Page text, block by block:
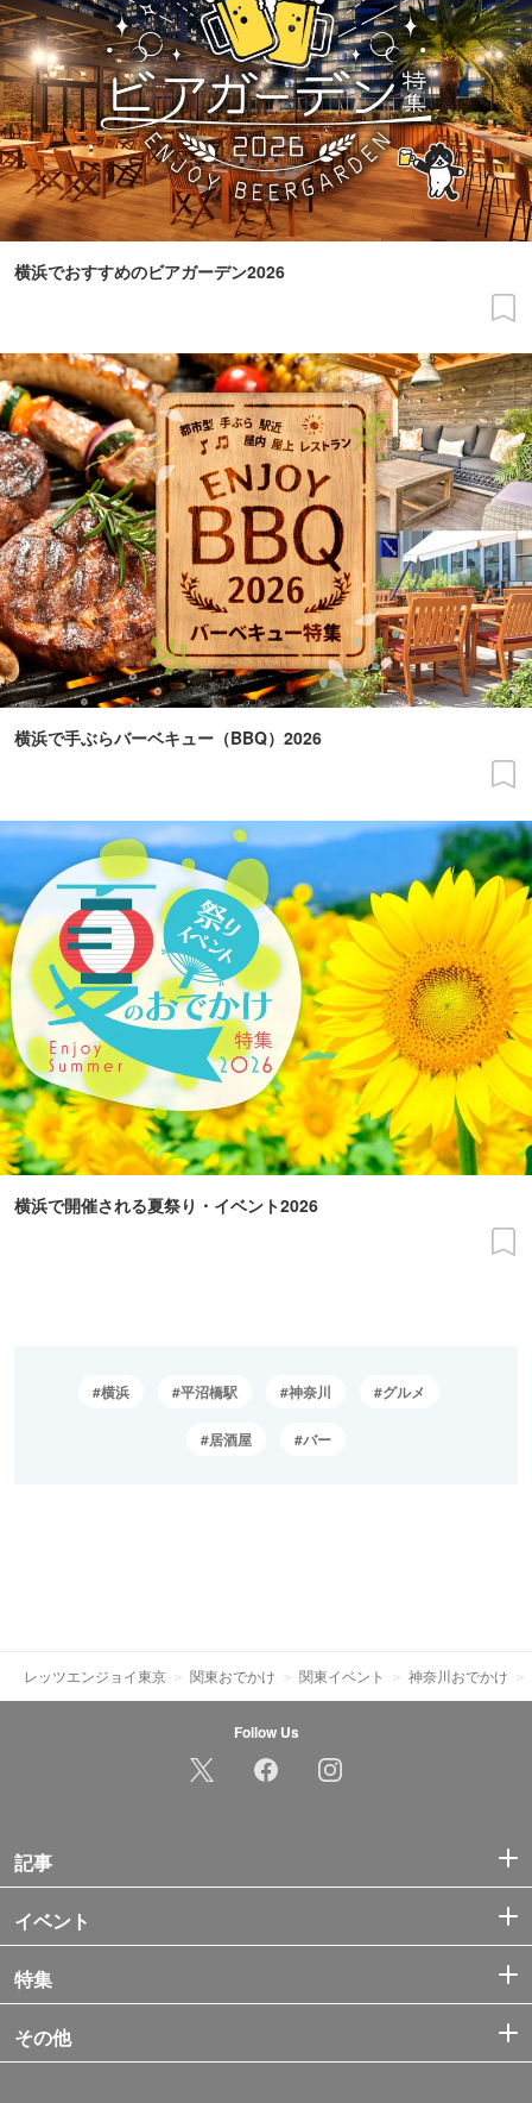
横浜でおすすめのビアガーデン2026
横浜で手ぶらバーベキュー（BBQ）2026
横浜で開催される夏祭り・イベント2026
横浜 平沼橋駅 神奈川 グルメ
居酒屋 バー
レッツエンジョイ東京 関東おでかけ 関東イベント 神奈川おでかけ
Follow Us
記事
イベント
特集
その他